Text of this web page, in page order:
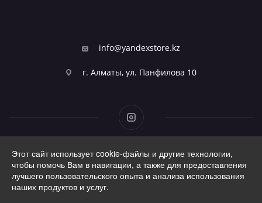
info@yandexstore.kz
г. Алматы, ул. Панфилова 10
2026 © Фирменный магазин Алисы
Этот сайт использует cookie-файлы и другие технологии,
чтобы помочь Вам в навигации, а также для предоставления
лучшего пользовательского опыта и анализа использования
наших продуктов и услуг.